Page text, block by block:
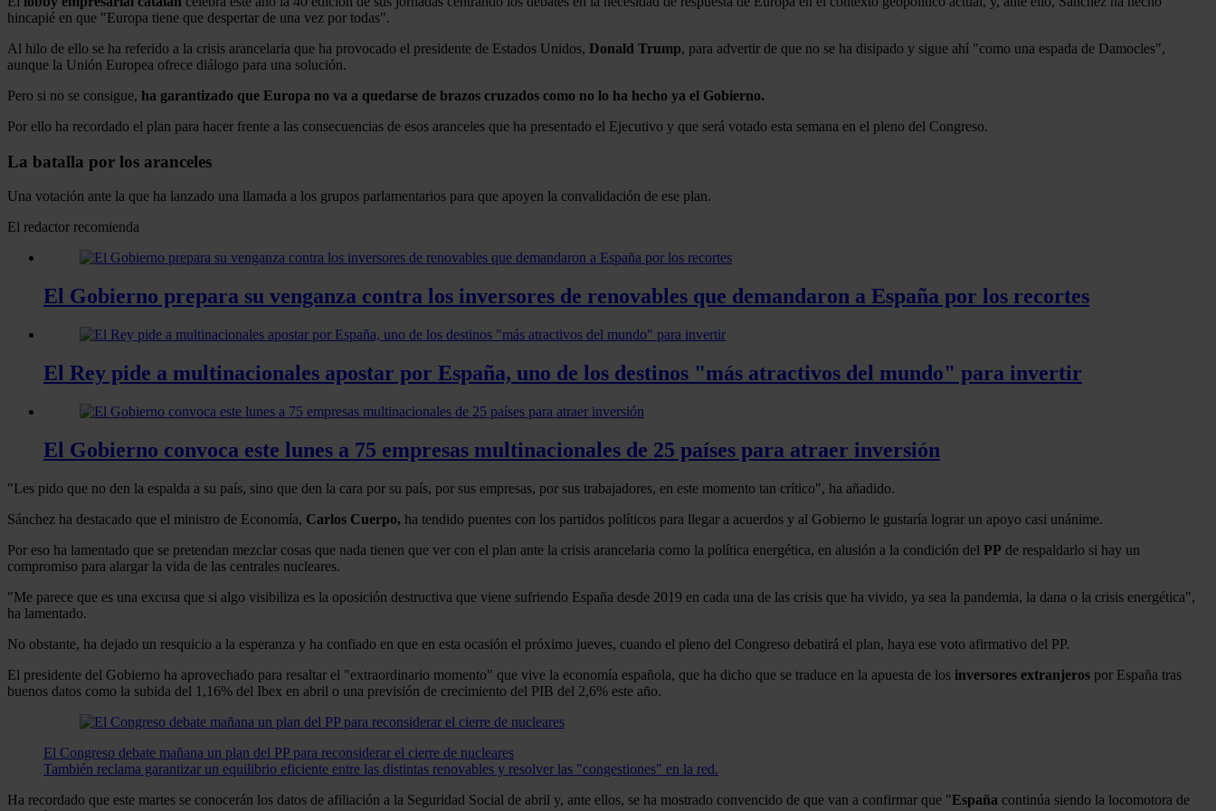
hincapié en que "Europa tiene que despertar de una vez por todas".
Al hilo de ello se ha referido a la crisis arancelaria que ha provocado el presidente de Estados Unidos, Donald Trump, para advertir de que no se ha disipado y sigue ahí "como una espada de Damocles",
aunque la Unión Europea ofrece diálogo para una solución.
Pero si no se consigue, ha garantizado que Europa no va a quedarse de brazos cruzados como no lo ha hecho ya el Gobierno.
Por ello ha recordado el plan para hacer frente a las consecuencias de esos aranceles que ha presentado el Ejecutivo y que será votado esta semana en el pleno del Congreso.
La batalla por los aranceles
Una votación ante la que ha lanzado una llamada a los grupos parlamentarios para que apoyen la convalidación de ese plan.
El redactor recomienda
El Gobierno prepara su venganza contra los inversores de renovables que demandaron a España por los recortes
El Rey pide a multinacionales apostar por España, uno de los destinos "más atractivos del mundo" para invertir
El Gobierno convoca este lunes a 75 empresas multinacionales de 25 países para atraer inversión
"Les pido que no den la espalda a su país, sino que den la cara por su país, por sus empresas, por sus trabajadores, en este momento tan crítico", ha añadido.
Sánchez ha destacado que el ministro de Economía, Carlos Cuerpo, ha tendido puentes con los partidos políticos para llegar a acuerdos y al Gobierno le gustaría lograr un apoyo casi unánime.
Por eso ha lamentado que se pretendan mezclar cosas que nada tienen que ver con el plan ante la crisis arancelaria como la política energética, en alusión a la condición del PP de respaldarlo si hay un
compromiso para alargar la vida de las centrales nucleares.
"Me parece que es una excusa que si algo visibiliza es la oposición destructiva que viene sufriendo España desde 2019 en cada una de las crisis que ha vivido, ya sea la pandemia, la dana o la crisis energética",
ha lamentado.
No obstante, ha dejado un resquicio a la esperanza y ha confiado en que en esta ocasión el próximo jueves, cuando el pleno del Congreso debatirá el plan, haya ese voto afirmativo del PP.
El presidente del Gobierno ha aprovechado para resaltar el "extraordinario momento" que vive la economía española, que ha dicho que se traduce en la apuesta de los inversores extranjeros por España tras
buenos datos como la subida del 1,16% del Ibex en abril o una previsión de crecimiento del PIB del 2,6% este año.
El Congreso debate mañana un plan del PP para reconsiderar el cierre de nucleares
También reclama garantizar un equilibrio eficiente entre las distintas renovables y resolver las "congestiones" en la red.
Ha recordado que este martes se conocerán los datos de afiliación a la Seguridad Social de abril y, ante ellos, se ha mostrado convencido de que van a confirmar que "España continúa siendo la locomotora de